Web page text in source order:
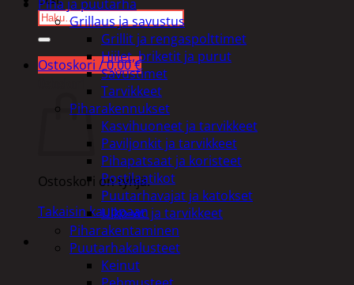
Ostoskori /0,00€
Ostoskori on tyhjä.
Takaisin kauppaan
Piha ja puutarha
Grillaus ja savustus
Grillit ja rengaspolttimet
Hiilet, briketit ja purut
Savustimet
Tarvikkeet
Piharakennukset
Kasvihuoneet ja tarvikkeet
Paviljonkit ja tarvikkeet
Pihapatsaat ja koristeet
Postilaatikot
Puutarhavajat ja katokset
Ulko-wc ja tarvikkeet
Piharakentaminen
Puutarhakalusteet
Keinut